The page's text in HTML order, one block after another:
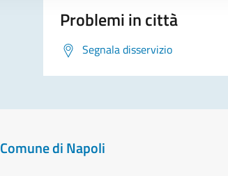
Problemi in città
Segnala disservizio
Comune di Napoli